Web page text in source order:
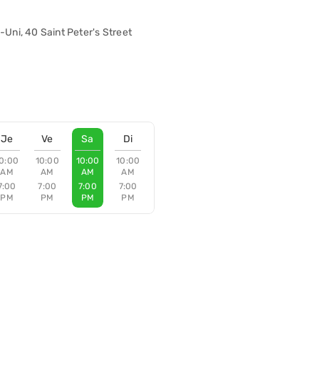
Uni, 40 Saint Peter's Street
Je
AM
PM
Ve
10:00
AM
7:00
PM
Sa
10:00
AM
7:00
PM
Di
10:00
AM
7:00
PM